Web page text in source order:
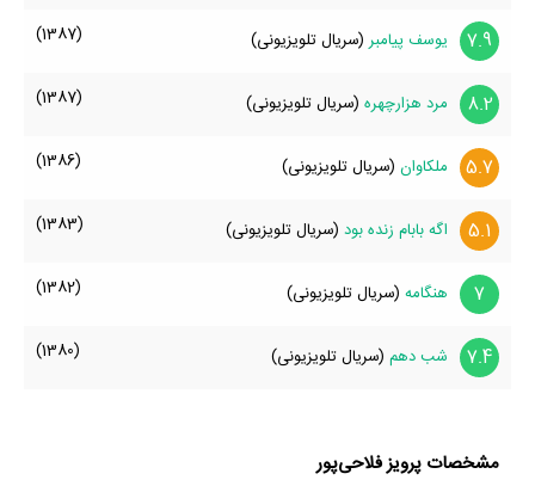
7.9 یوسف پیامبر (سریال تلویزیونی) (1387)
8.2 مرد هزارچهره (سریال تلویزیونی) (1387)
5.7 ملکاوان (سریال تلویزیونی) (1386)
5.1 اگه بابام زنده بود (سریال تلویزیونی) (1383)
7 هنگامه (سریال تلویزیونی) (1382)
7.4 شب دهم (سریال تلویزیونی) (1380)
مشخصات پرویز فلاحی‌پور